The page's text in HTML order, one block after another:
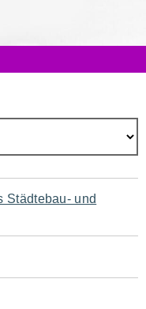
Städtebau- und